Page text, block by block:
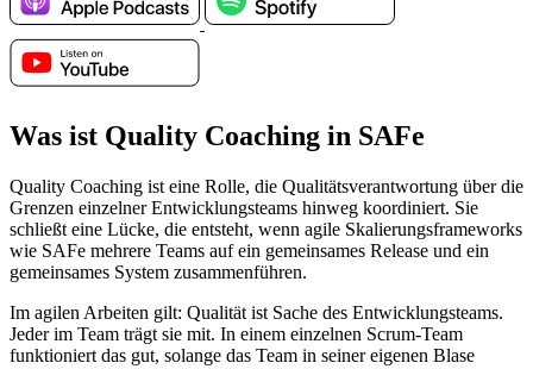
Was ist Quality Coaching in SAFe
Quality Coaching ist eine Rolle, die Qualitätsverantwortung über die
Grenzen einzelner Entwicklungsteams hinweg koordiniert. Sie
schließt eine Lücke, die entsteht, wenn agile Skalierungsframeworks
wie SAFe mehrere Teams auf ein gemeinsames Release und ein
gemeinsames System zusammenführen.
Im agilen Arbeiten gilt: Qualität ist Sache des Entwicklungsteams.
Jeder im Team trägt sie mit. In einem einzelnen Scrum-Team
funktioniert das gut, solange das Team in seiner eigenen Blase